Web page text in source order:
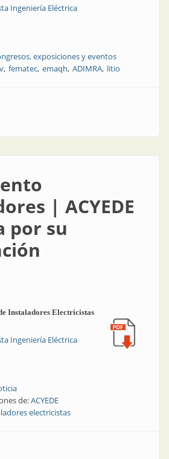
Ingeniería Eléctrica
exposiciones y eventos
fematec emaqh ADIMRA litio
eventos
| ACYEDE
por su
Instaladores Electricistas
Ingeniería Eléctrica
de:ACYEDE
electricistas
instaladores | ACYEDE apuesta